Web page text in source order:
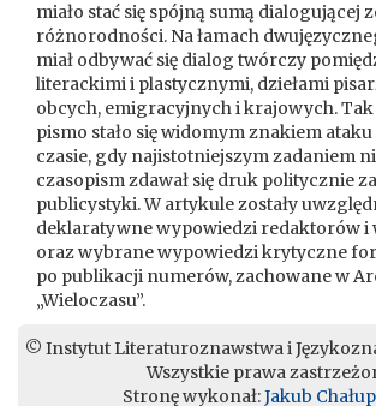
miało stać się spójną sumą dialogującej
różnorodności. Na łamach
miał odbywać się dialog twórczy
literackimi i plastycznymi, dziełami
obcych, emigracyjnych i krajowych.
pismo stało się widomym znakiem
czasie, gdy najistotniejszym zadaniem
czasopism zdawał się druk politycznie
publicystyki. W artykule zostały
deklaratywne wypowiedzi redaktorów i
oraz wybrane wypowiedzi krytyczne
po publikacji numerów, zachowane w
„Wieloczasu”.
© Instytut Literaturoznawstwa i
Wszystkie prawa
Stronę wykonał:Jakub